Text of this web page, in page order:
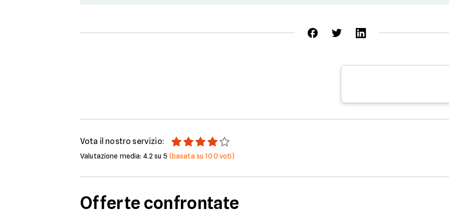
Vota il nostro servizio:
Valutazione media: 4.2 su 5 (basata su100 voti)
Offerte confrontate